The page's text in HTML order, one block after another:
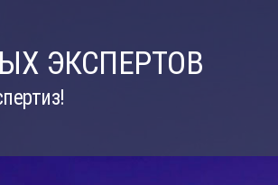
ЭКСПЕРТОВ